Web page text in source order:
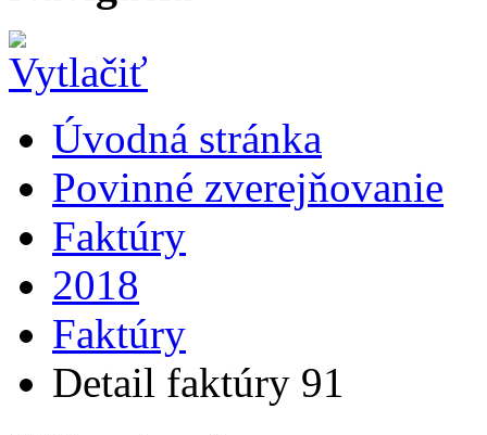
Úvodná stránka
Povinné zverejňovanie
Faktúry
2018
Faktúry
Detail faktúry 91